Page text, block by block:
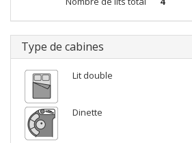
Type de cabines
Lit double
Dinette